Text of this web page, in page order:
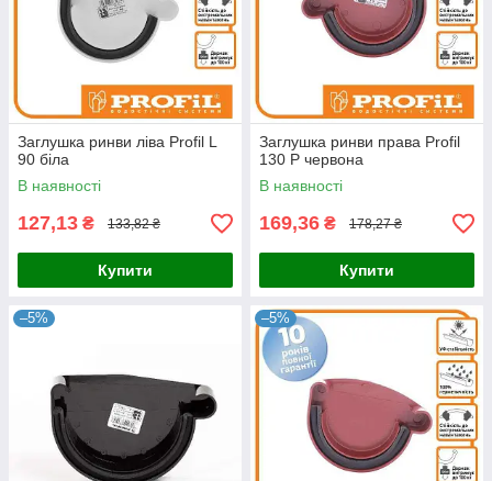
Заглушка ринви ліва Profil L
90 біла
В наявності
127,13 ₴ 133,82 ₴
Купити
Заглушка ринви права Profil
130 Р червона
В наявності
169,36 ₴ 178,27 ₴
Купити
–5% –5%